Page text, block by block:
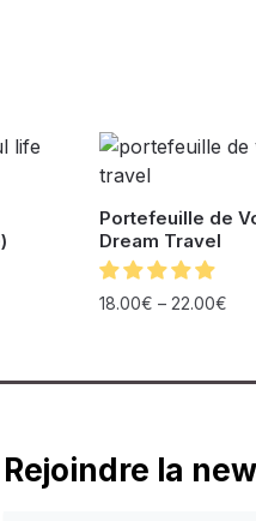
Portefeuille de
Dream Travel
18.00€ – 22.00€
Rejoindre la